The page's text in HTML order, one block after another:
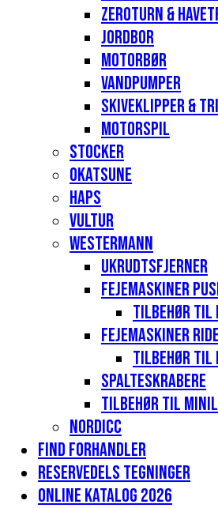
Zeroturn &
Jordbor
Motorbør
Vandpumper
Skiveklipper &
Motorspil
Stocker
Okatsune
Haps
Vultur
Westermann
Ukrudtsfjerner
Fejemaskiner
Tilbehør til
Fejemaskiner
Tilbehør til
Spalteskrabere
Tilbehør til
Nordicc
Find forhandler
Reservedels tegninger
Online katalog 2026